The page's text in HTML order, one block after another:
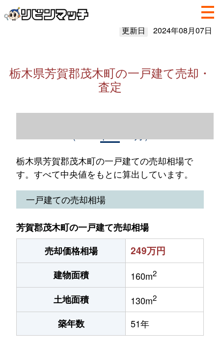
更新日 2024年08月07日
栃木県芳賀郡茂木町の一戸建て売却・
査定
栃木県芳賀郡茂木町の一戸建ての売却相場で
す。すべて中央値をもとに算出しています。
一戸建ての売却相場
芳賀郡茂木町の一戸建て売却相場
売却価格相場
249万円
建物面積 160m2
土地面積 130m2
築年数 51年